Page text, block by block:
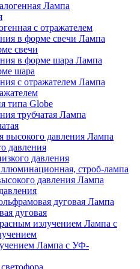
Лампа
с отражателем
Лампа
свечи
Лампа
шара
Лампа
типа Globe
Лампа
Лампа
давления
давления
строб-лампа
Лампа
Лампа
дуговая
Лампа с
Лампа с УФ-